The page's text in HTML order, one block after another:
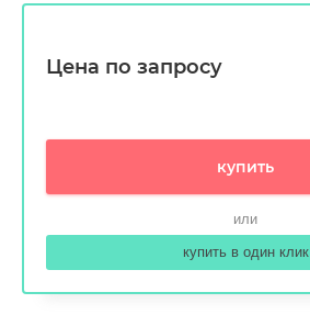
Цена по запросу
купить
или
купить в один клик